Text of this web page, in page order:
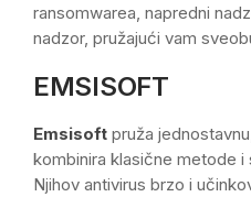
ransomwarea, napredni
nadzor, pružajući vam
EMSISOFT
Emsisoft pruža
kombinira klasične metode
Njihov antivirus brzo i